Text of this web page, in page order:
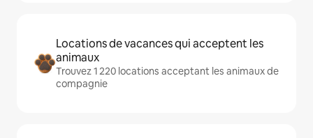
Locations de vacances qui acceptent les
animaux
Trouvez 1 220 locations acceptant les animaux de
compagnie